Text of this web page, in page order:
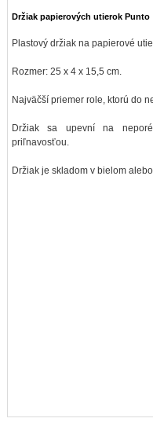
Držiak papierových utierok Punto
Plastový držiak na papierové
Rozmer: 25 x 4 x 15,5 cm.
Najväčší priemer role, ktorú do
Držiak sa upevní na
priľnavosťou.
Držiak je skladom v bielom